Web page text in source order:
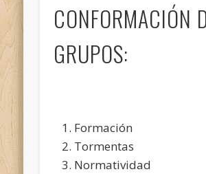
CONFORMACIÓN
GRUPOS:
Formación
Tormentas
Normatividad